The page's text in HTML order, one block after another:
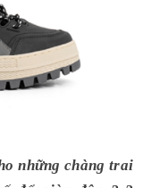
những chàng trai